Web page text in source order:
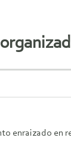
enraizado